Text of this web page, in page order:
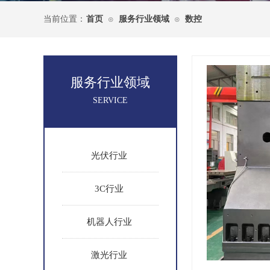
当前位置： 首页 ⊙ 服务行业领域 ⊙ 数控
光伏行业
3C行业
机器人行业
激光行业
SERVICE
服务行业领域